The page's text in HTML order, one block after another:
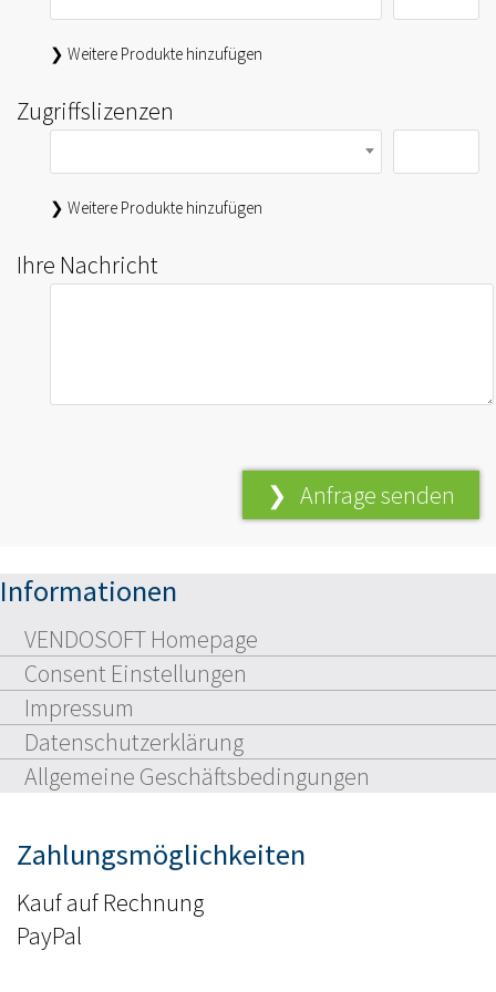
❯ Weitere Produkte hinzufügen
Zugriffslizenzen
❯ Weitere Produkte hinzufügen
Ihre Nachricht
Informationen
VENDOSOFT Homepage
Consent Einstellungen
Impressum
Datenschutzerklärung
Allgemeine Geschäftsbedingungen
Zahlungsmöglichkeiten
Kauf auf Rechnung
PayPal